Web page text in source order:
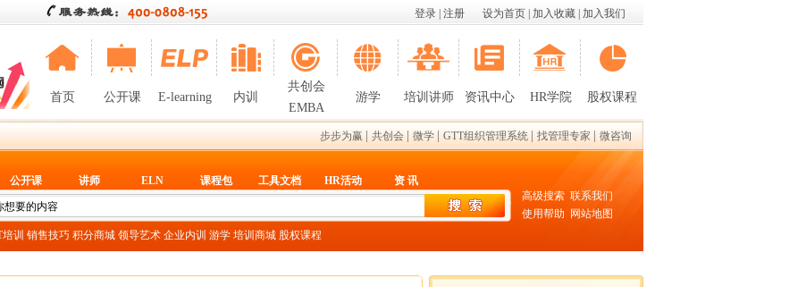
设为首页 加入收藏 加入我们
登录 注册
首页 公开课 E-learning 内训
共创会
EMBA
游学 培训讲师 资讯中心 HR学院 股权课程
步步为赢 共创会 微学 GTT组织管理系统 找管理专家 微咨询
公开课 讲师 ELN 课程包 工具文档 HR活动 资 讯
训 销售技巧 积分商城 领导艺术 企业内训 游学 培训商城 股权课程
高级搜索 联系我们
使用帮助
网站地图